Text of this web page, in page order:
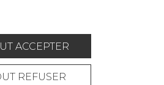
ACCEPTER
REFUSER